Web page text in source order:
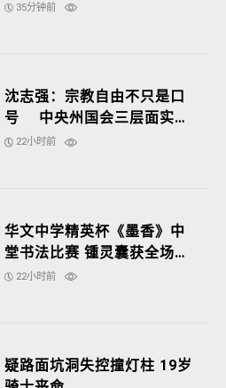
35分钟前
沈志强：宗教自由不只是口
号 中央州国会三层面实际
拨款
22小时前
华文中学精英杯《墨香》中
堂书法比赛 锺灵囊获全场总
冠军
22小时前
疑路面坑洞失控撞灯柱 19岁